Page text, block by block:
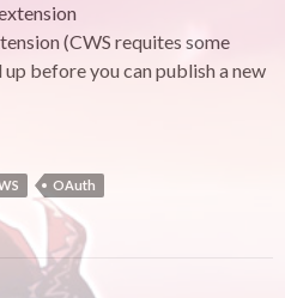
(CWS requites some
before you can publish a new
OAuth